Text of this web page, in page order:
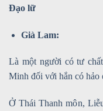
Đạo lữ
Già Lam:
Là một người có tư
Minh đối với hắn có hảo
Ở Thái Thanh môn,